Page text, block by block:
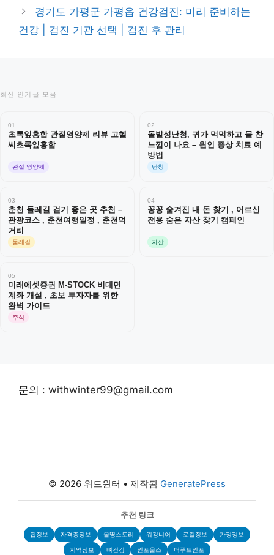
경기도 가평군 가평읍 건강검진: 미리 준비하는
건강 | 검진 기관 선택 | 검진 후 관리
최신 인기글 모음
01
초록잎홍합 관절영양제 리뷰 고헬
씨초록잎홍합
관절 영양제
02
돌발성난청, 귀가 먹먹하고 물 찬
느낌이 나요 – 원인 증상 치료 예
방법
난청
03
춘천 둘레길 걷기 좋은 곳 추천 –
관광코스 , 춘천여행일정 , 춘천먹
거리
둘레길
04
꽁꽁 숨겨진 내 돈 찾기 , 어르신
전용 숨은 자산 찾기 캠페인
자산
05
미래에셋증권 M-STOCK 비대면
계좌 개설 , 초보 투자자를 위한
완벽 가이드
주식
문의 : withwinter99@gmail.com
© 2026 위드윈터 • 제작됨 GeneratePress
추천 링크
팁정보 자격증정보 올띵스토리 워킹니어 로컬정보 가정정보
지역정보 뼈건강 인포웁스 더푸드인포